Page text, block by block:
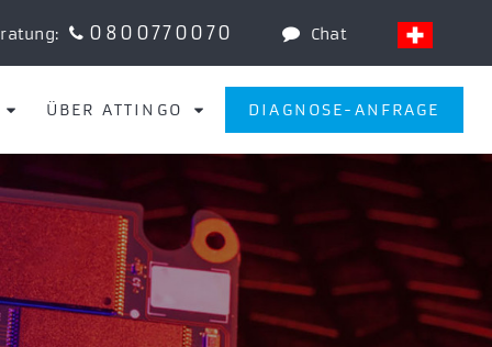
0800770070 Chat
ÜBER ATTINGO DIAGNOSE-ANFRAGE